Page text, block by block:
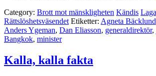
Category: Brott mot mänskligheten Kändis
Rättslöshetsväsendet Etiketter: Agneta Bäcklund
Anders Ygeman, Dan Eliasson, generaldirektör,
Bangkok, minister
Kalla, kalla fakta